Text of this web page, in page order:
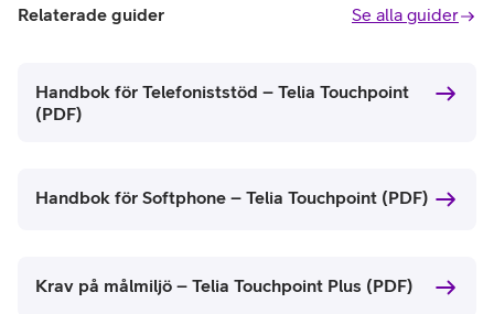
Relaterade guider Se alla guider
Handbok för Telefoniststöd – Telia Touchpoint
(PDF)
Handbok för Softphone – Telia Touchpoint (PDF)
Krav på målmiljö – Telia Touchpoint Plus (PDF)